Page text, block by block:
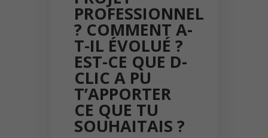
PROFESSIONNEL
? COMMENT A-
T-IL ÉVOLUÉ ?
EST-CE QUE D-
CLIC A PU
T’APPORTER
CE QUE TU
SOUHAITAIS ?